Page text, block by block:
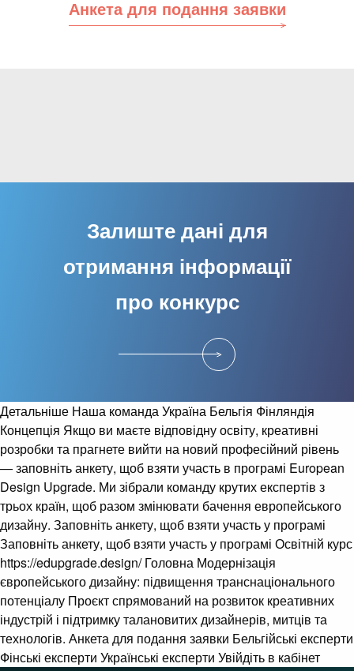
Анкета для подання заявки
Залиште дані для
отримання інформації
про конкурс
Детальніше Наша команда Україна Бельгія Фінляндія
Концепція Якщо ви маєте відповідну освіту, креативні
розробки та прагнете вийти на новий професійний рівень
— заповніть анкету, щоб взяти участь в програмі European
Design Upgrade. Ми зібрали команду крутих експертів з
трьох країн, щоб разом змінювати бачення европейського
дизайну. Заповніть анкету, щоб взяти участь у програмі
Заповніть анкету, щоб взяти участь у програмі Освітній курс
https://edupgrade.design/ Головна Модернізація
європейського дизайну: підвищення транснаціонального
потенціалу Проєкт спрямований на розвиток креативних
індустрій і підтримку талановитих дизайнерів, митців та
технологів. Анкета для подання заявки Бельгійські експерти
Фінські експерти Українські експерти Увійдіть в кабінет